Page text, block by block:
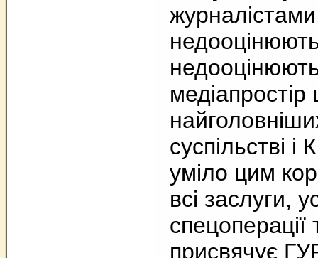
суспільстві
уміло цим
всі заслуги,
спецоперації
присвячує